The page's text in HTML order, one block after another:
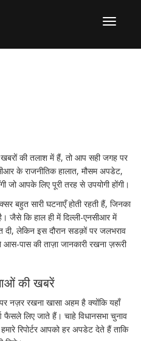
टॉगल
संचालित
की तलाश में हैं, तो आप सही जगह पर
के राजनीतिक हालात, मौसम अपडेट,
जो आपके लिए पूरी तरह से उपयोगी होंगी।
बहुत सारी घटनाएँ होती रहती हैं, जिनका
जैसे कि हाल ही में दिल्ली-एनसीआर में
लेकिन इस दौरान सडक़ों पर जलभराव
पास की ताज़ा जानकारी रखना ज़रूरी
की खबरें
पर नज़र रखना खासा अहम है क्योंकि यहाँ
फैसले लिए जाते हैं। चाहे विधानसभा चुनाव
रिपोर्टर आपको हर अपडेट देते हैं ताकि